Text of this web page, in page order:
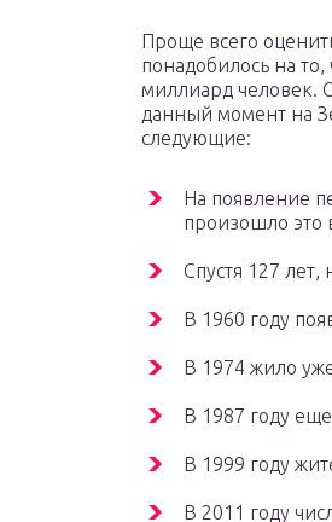
Проще всего
понадобилось на
миллиард человек.
данный момент на
следующие:
На появление
произошло это
Спустя 127
В 1960 году
В 1974 жило
В 1987 году
В 1999 году
В 2011 году